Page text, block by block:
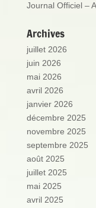
Journal Officiel –
Archives
juillet 2026
juin 2026
mai 2026
avril 2026
janvier 2026
décembre 2025
novembre 2025
septembre 2025
août 2025
juillet 2025
mai 2025
avril 2025